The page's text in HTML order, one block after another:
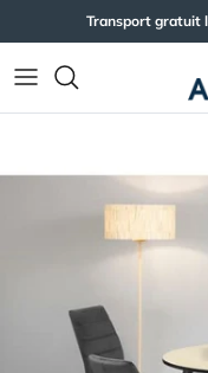
Sari la conținutTransport gratuit